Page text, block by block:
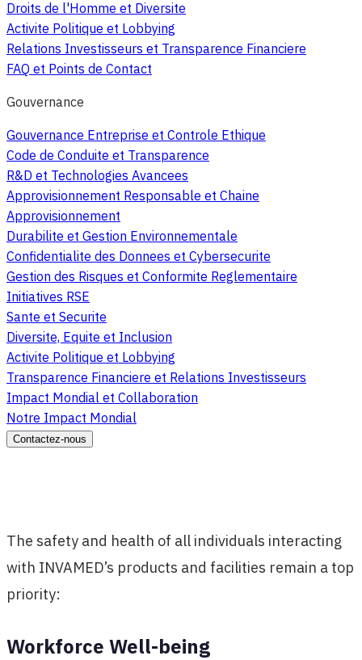
Droits de l'Homme et Diversite
Activite Politique et Lobbying
Relations Investisseurs et Transparence Financiere
FAQ et Points de Contact
Gouvernance
Gouvernance Entreprise et Controle Ethique
Code de Conduite et Transparence
R&D et Technologies Avancees
Approvisionnement Responsable et Chaine
Approvisionnement
Durabilite et Gestion Environnementale
Confidentialite des Donnees et Cybersecurite
Gestion des Risques et Conformite Reglementaire
Initiatives RSE
Sante et Securite
Diversite, Equite et Inclusion
Activite Politique et Lobbying
Transparence Financiere et Relations Investisseurs
Impact Mondial et Collaboration
Notre Impact Mondial
Contactez-nous
The safety and health of all individuals interacting
with INVAMED’s products and facilities remain a top
priority:
Workforce Well-being